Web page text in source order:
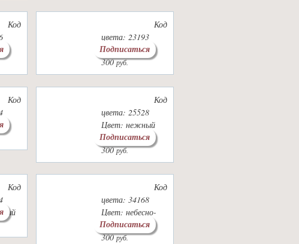
Код
Код
цвета: 23193
Цвет: джинс
300руб.
Подписаться
Код
Код
цвета: 25528
Цвет: нежный
розовый
300руб.
Подписаться
Код
Код
цвета: 34168
Цвет: небесно-
голубой
300руб.
Подписаться